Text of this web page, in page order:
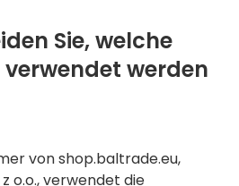
Sie, welche
verwendet werden
von shop.baltrade.eu,
o.o., verwendet die